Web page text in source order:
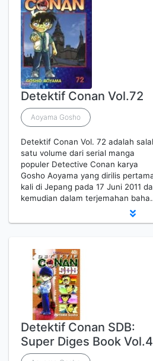
Detektif Conan Vol.72
Aoyama Gosho
Detektif Conan Vol. 72 adalah
satu volume dari serial manga
populer Detective Conan karya
Gosho Aoyama yang dirilis
kali di Jepang pada 17 Juni 2011
kemudian dalam terjemahan
Detektif Conan SDB:
Super Diges Book